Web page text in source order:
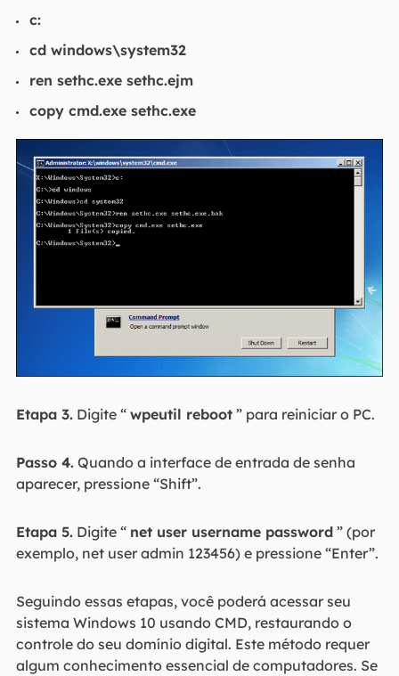
c:
cd windows\system32
ren sethc.exe sethc.ejm
copy cmd.exe sethc.exe
Etapa 3.Digite “ wpeutil reboot” para reiniciar o PC.
Passo 4.Quando a interface de entrada de senha
aparecer, pressione “Shift”.
Etapa 5.Digite “ net user username password” (por
exemplo, net user admin 123456) e pressione “Enter”.
Seguindo essas etapas, você poderá acessar seu
sistema Windows 10 usando CMD, restaurando o
controle do seu domínio digital. Este método requer
algum conhecimento essencial de computadores. Se